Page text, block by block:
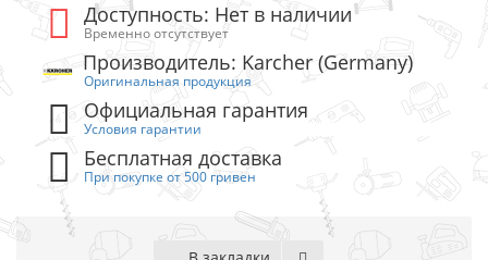
Доступность: Нет в наличии
Временно отсутствует
Производитель: Karcher (Germany)
Оригинальная продукция
Официальная гарантия
Условия гарантии
Бесплатная доставка
При покупке от 500 гривен